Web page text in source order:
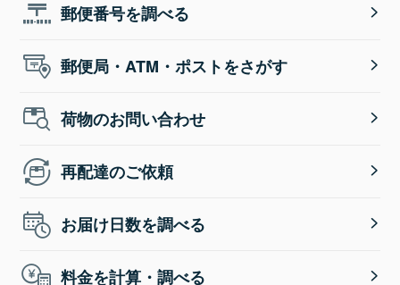
郵便番号を調べる
郵便局・ATM・ポストをさがす
荷物のお問い合わせ
再配達のご依頼
お届け日数を調べる
料金を計算・調べる